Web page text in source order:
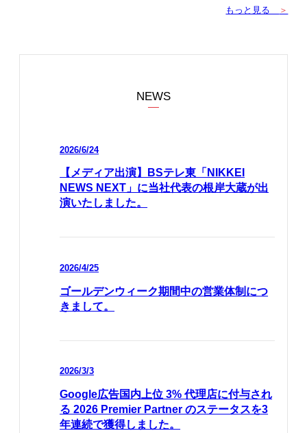
もっと見る ＞
NEWS
2026/6/24
【メディア出演】BSテレ東「NIKKEI
NEWS NEXT」に当社代表の根岸大蔵が出
演いたしました。
2026/4/25
ゴールデンウィーク期間中の営業体制につ
きまして。
2026/3/3
Google広告国内上位 3% 代理店に付与され
る 2026 Premier Partner のステータスを3
年連続で獲得しました。